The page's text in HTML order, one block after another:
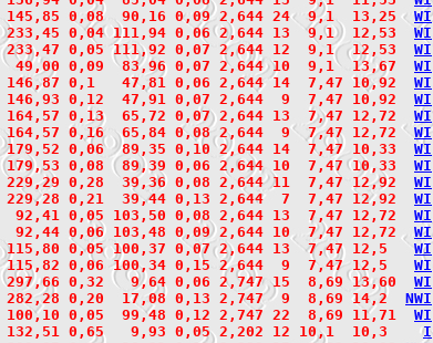
145,85 0,08  90,16 0,09 2,644 24  9,1  13,25 WI
233,45 0,04 111,94 0,06 2,644 13  9,1  12,53 WI
233,47 0,05 111,92 0,07 2,644 12  9,1  12,53 WI
49,00 0,09  83,96 0,07 2,644 10  9,1  13,67 WI
0,1   47,81 0,06 2,644 14  7,47 10,92 WI
146,93 0,12  47,91 0,07 2,644  9  7,47 10,92 WI
164,57 0,13  65,72 0,07 2,644 13  7,47 12,72 WI
164,57 0,16  65,84 0,08 2,644  9  7,47 12,72 WI
179,52 0,06  89,35 0,10 2,644 14  7,47 10,33 WI
179,53 0,08  89,39 0,06 2,644 10  7,47 10,33 WI
229,29 0,28  39,36 0,08 2,644 11  7,47 12,92 WI
229,28 0,21  39,44 0,13 2,644  7  7,47 12,92 WI
92,41 0,05 103,50 0,08 2,644 13  7,47 12,72 WI
92,44 0,06 103,48 0,09 2,644 10  7,47 12,72 WI
115,80 0,05 100,37 0,07 2,644 13  7,47 12,5 WI
115,82 0,06 100,34 0,15 2,644  9  7,47 12,5 WI
297,66 0,32   9,64 0,06 2,747 15  8,69 13,60 WI
282,28 0,20  17,08 0,13 2,747  9  8,69 14,2 NWI
100,10 0,05  99,48 0,12 2,747 22  8,69 11,71 WI
132,51 0,65   9,93 0,05 2,202 12 10,1  10,3 I